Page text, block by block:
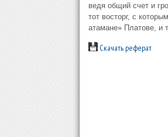
ведя общий счет и
тот восторг, с
атамане» Платове, и
Скачать реферат